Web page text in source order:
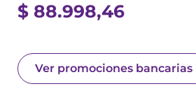
$ 88.998,46
Ver promociones bancarias